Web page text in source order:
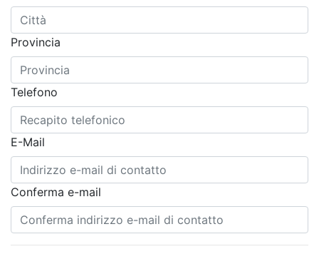
Provincia
Telefono
E-Mail
Conferma e-mail